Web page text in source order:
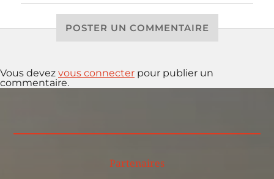
POSTER UN COMMENTAIRE
Vous devez vous connecter pour publier un
commentaire.
Partenaires